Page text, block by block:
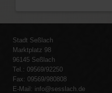
Stadt Seßlach
Marktplatz 98
96145 Seßlach
Tel.: 09569/92250
Fax: 09569/980808
E-Mail: info@sesslach.de